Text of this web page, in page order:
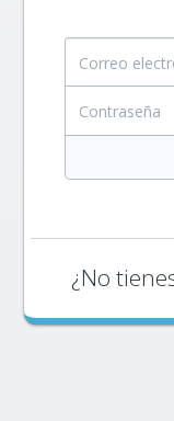
Correo
¿No